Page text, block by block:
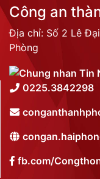
Công an
Địa chỉ: Số 2 Lê
Phòng
0225.3842298
fb.com/